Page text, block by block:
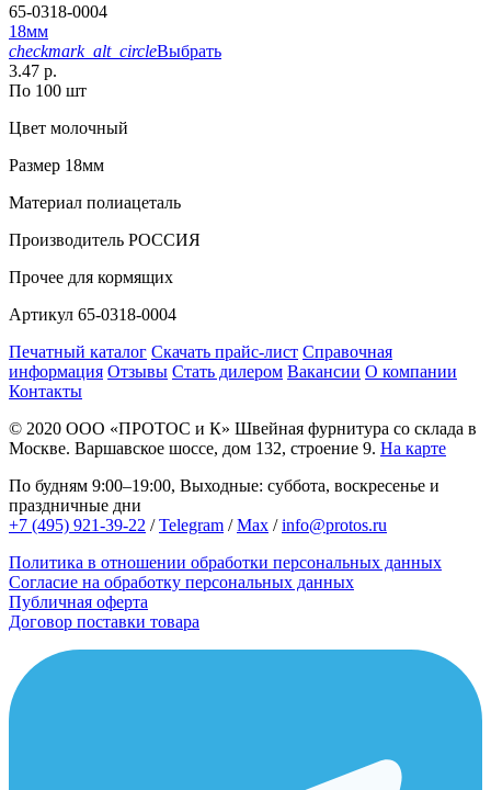
65-0318-0004
18мм
checkmark_alt_circleВыбрать
3.47 р.
По 100 шт
Цвет молочный
Размер 18мм
Материал полиацеталь
Производитель РОССИЯ
Прочее для кормящих
Артикул 65-0318-0004
Печатный каталог Скачать прайс-лист Справочная
информация Отзывы Стать дилером Вакансии О компании
Контакты
© 2020 ООО «ПРОТОС и К» Швейная фурнитура со склада в
Москве. Варшавское шоссе, дом 132, строение 9. На карте
По будням 9:00–19:00, Выходные: суббота, воскресенье и
праздничные дни
+7 (495) 921-39-22 /Telegram /Max /info@protos.ru
Политика в отношении обработки персональных данных
Согласие на обработку персональных данных
Публичная оферта
Договор поставки товара